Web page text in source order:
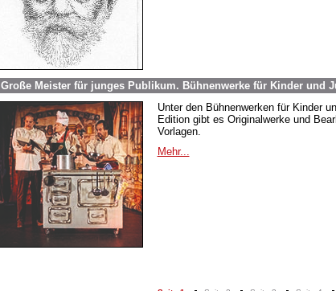
Große Meister für junges Publikum. Bühnenwerke für Kinder und
Unter den Bühnenwerken für Kinder
Edition gibt es Originalwerke und
Vorlagen.
Mehr...